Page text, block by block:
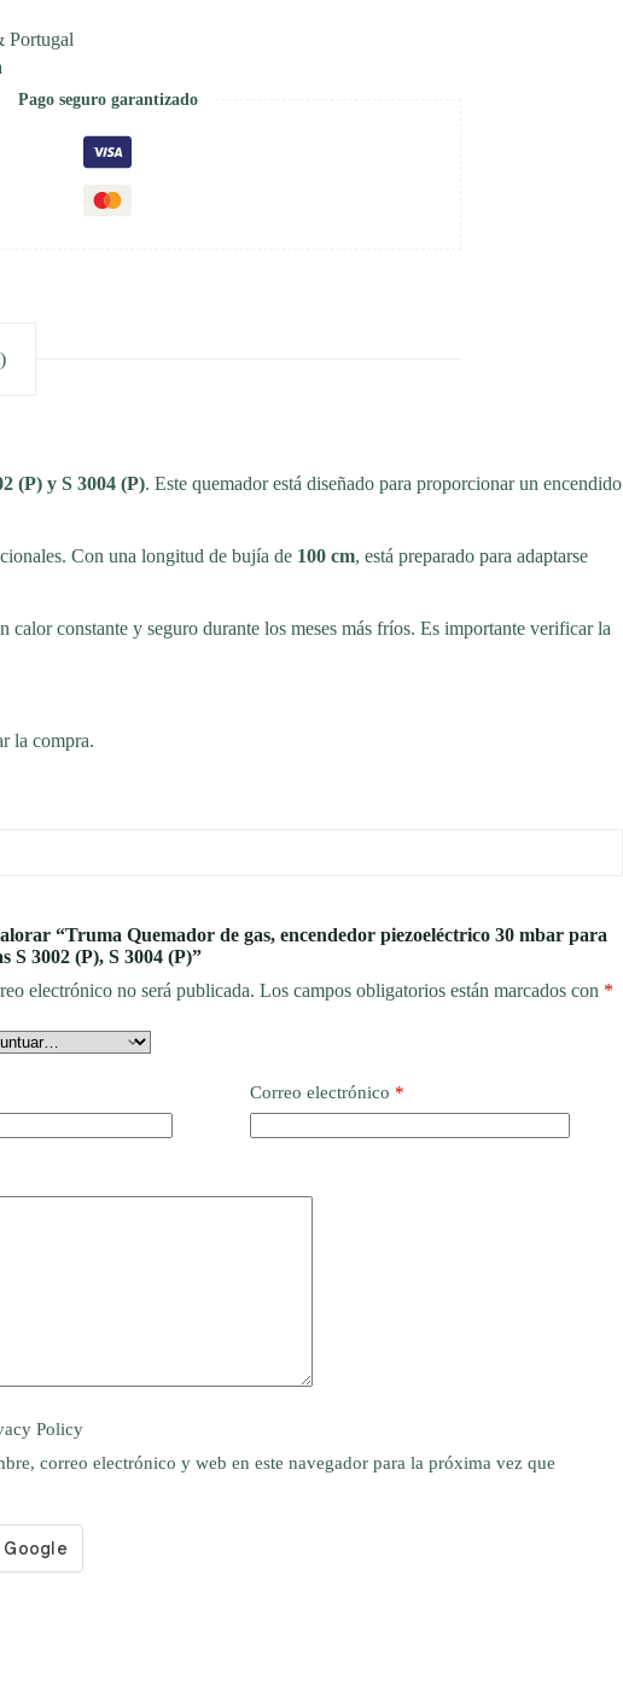
Portugal
Pago seguro garantizado
(P) y S 3004 (P). Este quemador está diseñado para proporcionar un encendido
Con una longitud de bujía de 100 cm, está preparado para adaptarse
constante y seguro durante los meses más fríos. Es importante verificar la
la compra.
“Truma Quemador de gas, encendedor piezoeléctrico 30 mbar para
S 3002 (P), S 3004 (P)”
electrónico no será publicada. Los campos obligatorios están marcados con *
Correo electrónico *
Policy
correo electrónico y web en este navegador para la próxima vez que